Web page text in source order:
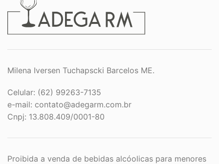
Milena Iversen Tuchapscki Barcelos ME.
Celular: (62) 99263-7135
e-mail: contato@adegarm.com.br
Cnpj: 13.808.409/0001-80
Proibida a venda de bebidas alcóolicas para menores